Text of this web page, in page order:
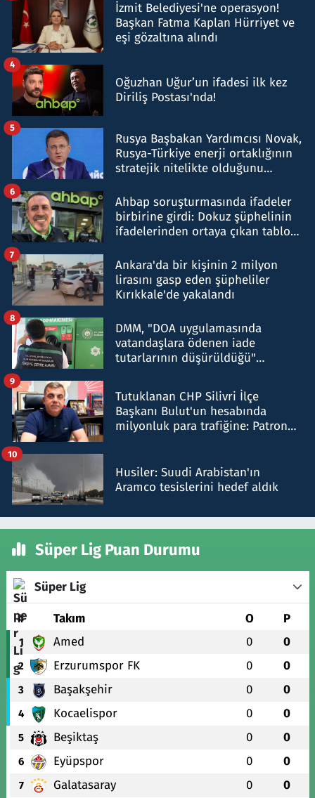
İzmit Belediyesi'ne operasyon!
Başkan Fatma Kaplan Hürriyet ve
eşi gözaltına alındı
Oğuzhan Uğur’un ifadesi ilk kez
Diriliş Postası'nda!
4
Rusya Başbakan Yardımcısı Novak,
Rusya-Türkiye enerji ortaklığının
stratejik nitelikte olduğunu
5
Ahbap soruşturmasında ifadeler
birbirine girdi: Dokuz şüphelinin
ifadelerinden ortaya çıkan tablo
6
Ankara'da bir kişinin 2 milyon
lirasını gasp eden şüpheliler
Kırıkkale'de yakalandı
7
DMM, "DOA uygulamasında
vatandaşlara ödenen iade
tutarlarının düşürüldüğü"
8
Tutuklanan CHP Silivri İlçe
Başkanı Bulut'un hesabında
milyonluk para trafiğine: Patron
9
Husiler: Suudi Arabistan'ın
Aramco tesislerini hedef aldık
10
Süper Lig Puan Durumu
Süper Lig
# Takım O P
1 Amed 0 0
2 Erzurumspor FK 0 0
3 Başakşehir 0 0
4 Kocaelispor 0 0
5 Beşiktaş 0 0
6 Eyüpspor 0 0
7 Galatasaray 0 0